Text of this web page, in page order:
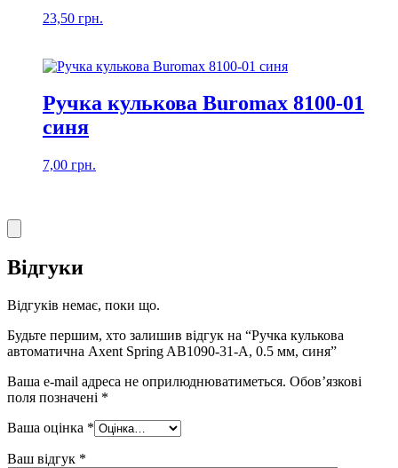
23,50 грн.
Ручка кулькова Buromax 8100-01
синя
7,00 грн.
Відгуки
Відгуків немає, поки що.
Будьте першим, хто залишив відгук на “Ручка кулькова
автоматична Axent Spring AB1090-31-A, 0.5 мм, синя”
Ваша e-mail адреса не оприлюднюватиметься. Обов’язкові
поля позначені *
Ваша оцінка *
Ваш відгук *